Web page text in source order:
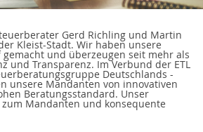
Gerd Richling und Martin
Kleist-Stadt. Wir haben unsere
und überzeugen seit mehr als
und Transparenz. Im Verbund der ETL
Deutschlands -
unsere Mandanten von innovativen
Beratungsstandard. Unser
Mandanten und konsequente